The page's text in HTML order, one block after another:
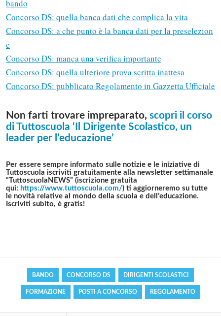
bando
Concorso DS: quella banca dati che complica la vita
Concorso DS: a che punto è la banca dati per la preselezion
e
Concorso DS: manca una verifica importante
Concorso DS: quella ulteriore prova scritta inattesa
Concorso DS: pubblicato Regolamento in Gazzetta Ufficiale
Non farti trovare impreparato, scopri il corso
di Tuttoscuola ‘Il Dirigente Scolastico, un
leader per l’educazione’
Per essere sempre informato sulle notizie e le iniziative di
Tuttoscuola iscriviti gratuitamente alla newsletter settimanale
“TuttoscuolaNEWS” (iscrizione gratuita
qui: https://www.tuttoscuola.com/) ti aggiorneremo su tutte
le novità relative al mondo della scuola e dell’educazione.
Iscriviti subito, è gratis!
BANDO CONCORSO DS DIRIGENTI SCOLASTICI
FORMAZIONE POSTI A CONCORSO REGOLAMENTO
Effettua il Login o Registrati